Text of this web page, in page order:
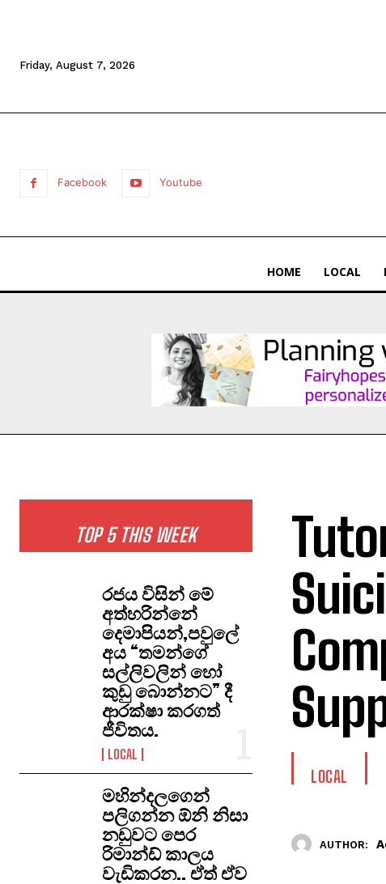
Friday, August 7, 2026
Facebook Youtube
HOME LOCAL
TOP 5 THIS WEEK
රජය විසින් මේ
අත්හරින්නේ
දෙමාපියන්,පවුලේ
අය “තමන්ගේ
සල්ලිවලින් හෝ
කුඩු බොන්නට” දී
ආරක්ෂා කරගත්
ජීවිතය.
LOCAL
මහින්දලගෙන්
පලිගන්න ඕනි නිසා
නඩුවට පෙර
රිමාන්ඩ් කාලය
වැඩිකරන.. ඒත් ඒව
LOCAL
AUTHOR: